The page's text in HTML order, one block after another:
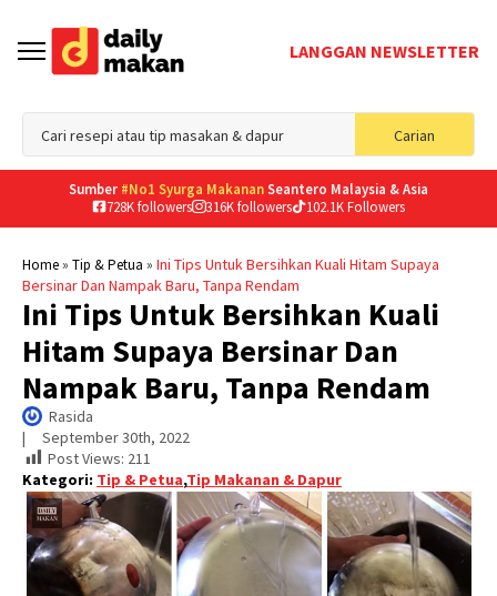
LANGGAN NEWSLETTER
Carian
for:
Sumber #No1 Syurga MakananSeantero Malaysia & Asia
728K followers
316K followers 102.1K Followers
Home» Tip & Petua » Ini Tips Untuk Bersihkan Kuali Hitam Supaya
Bersinar Dan Nampak Baru, Tanpa Rendam
Ini Tips Untuk Bersihkan Kuali
Hitam Supaya Bersinar Dan
Nampak Baru, Tanpa Rendam
Rasida
| September 30th, 2022
Post Views: 211
Kategori: Tip & Petua,Tip Makanan & Dapur